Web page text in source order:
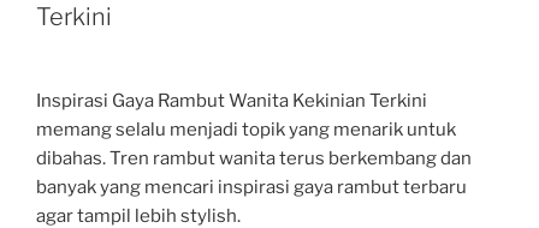
Terkini
Inspirasi Gaya Rambut Wanita Kekinian Terkini
memang selalu menjadi topik yang menarik untuk
dibahas. Tren rambut wanita terus berkembang dan
banyak yang mencari inspirasi gaya rambut terbaru
agar tampil lebih stylish.